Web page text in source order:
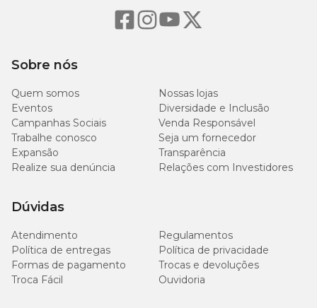
Sobre nós
Quem somos
Nossas lojas
Eventos
Diversidade e Inclusão
Campanhas Sociais
Venda Responsável
Trabalhe conosco
Seja um fornecedor
Expansão
Transparência
Realize sua denúncia
Relações com Investidores
Dúvidas
Atendimento
Regulamentos
Política de entregas
Política de privacidade
Formas de pagamento
Trocas e devoluções
Troca Fácil
Ouvidoria